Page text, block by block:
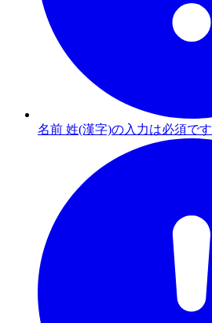
名前 姓(漢字)の入力は必須です